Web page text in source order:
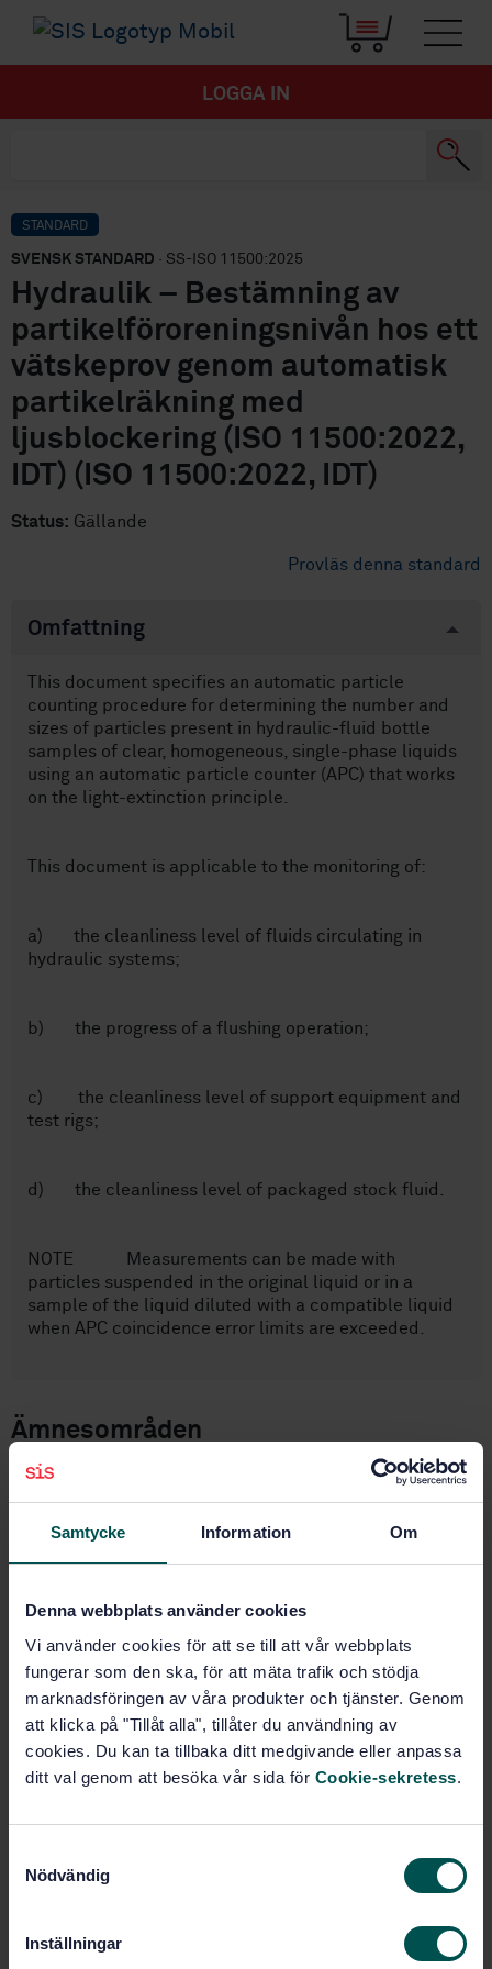
Samtycke Information Om
Denna webbplats använder cookies
Vi använder cookies för att se till att vår webbplats
fungerar som den ska, för att mäta trafik och stödja
marknadsföringen av våra produkter och tjänster. Genom
att klicka på "Tillåt alla", tillåter du användning av
cookies. Du kan ta tillbaka ditt medgivande eller anpassa
ditt val genom att besöka vår sida för Cookie-sekretess.
Nödvändig
Inställningar
LOGGA IN
STANDARD
SVENSK STANDARD · SS-ISO 11500:2025
Hydraulik – Bestämning av
partikelföroreningsnivån hos ett
vätskeprov genom automatisk
partikelräkning med
ljusblockering (ISO 11500:2022,
IDT) (ISO 11500:2022, IDT)
Status: Gällande
Provläs denna standard
Omfattning
This document specifies an automatic particle
counting procedure for determining the number and
sizes of particles present in hydraulic-fluid bottle
samples of clear, homogeneous, single-phase liquids
using an automatic particle counter (APC) that works
on the light-extinction principle.
This document is applicable to the monitoring of:
a) the cleanliness level of fluids circulating in
hydraulic systems;
b) the progress of a flushing operation;
c) the cleanliness level of support equipment and
test rigs;
d) the cleanliness level of packaged stock fluid.
NOTE Measurements can be made with
particles suspended in the original liquid or in a
sample of the liquid diluted with a compatible liquid
when APC coincidence error limits are exceeded.
Ämnesområden
föroreningar av fluider
(23.100.60)
Köp denna standard
STANDARD
SVENSK STANDARD· SS-ISO 11500:2025
Hydraulik – Bestämning av partikelföroreningsnivån
hos ett vätskeprov genom automatisk partikelräkning
med ljusblockering (ISO 11500:2022, IDT) (ISO
1 097 SEK
Lägg i varukorgen